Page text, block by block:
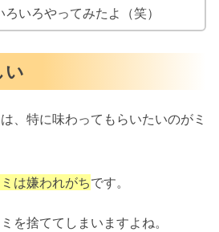
いろやってみたよ（笑）
い
、特に味わってもらいたいのが ミ
ミは嫌われがちです。
を捨ててしまいますよね。